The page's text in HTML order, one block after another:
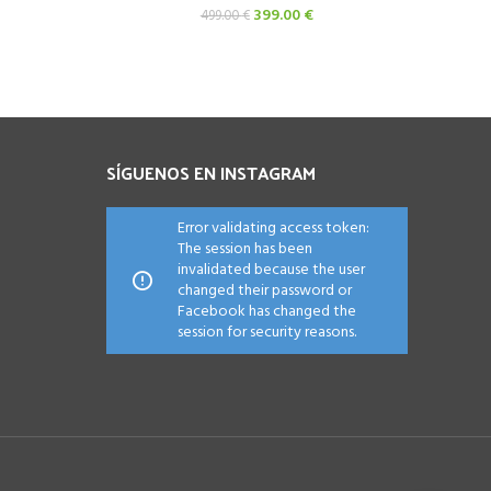
499.00€ El
399.00€El
SÍGUENOS EN INSTAGRAM
Error validating access token:
The session has been
invalidated because the user
changed their password or
Facebook has changed the
session for security reasons.